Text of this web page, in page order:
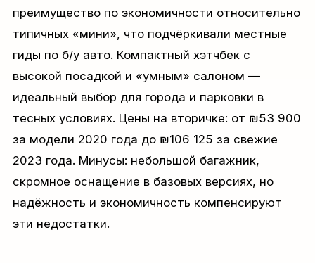
преимущество по экономичности относительно
типичных «мини», что подчёркивали местные
гиды по б/у авто. Компактный хэтчбек с
высокой посадкой и «умным» салоном —
идеальный выбор для города и парковки в
тесных условиях. Цены на вторичке: от ₪53 900
за модели 2020 года до ₪106 125 за свежие
2023 года. Минусы: небольшой багажник,
скромное оснащение в базовых версиях, но
надёжность и экономичность компенсируют
эти недостатки.